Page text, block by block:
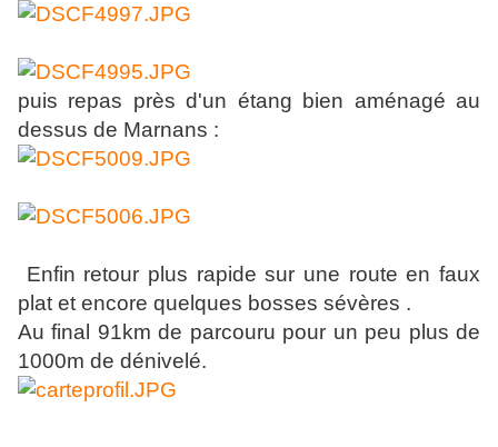
puis repas près d'un étang bien aménagé au
dessus de Marnans :
Enfin retour plus rapide sur une route en faux
plat et encore quelques bosses sévères .
Au final 91km de parcouru pour un peu plus de
1000m de dénivelé.